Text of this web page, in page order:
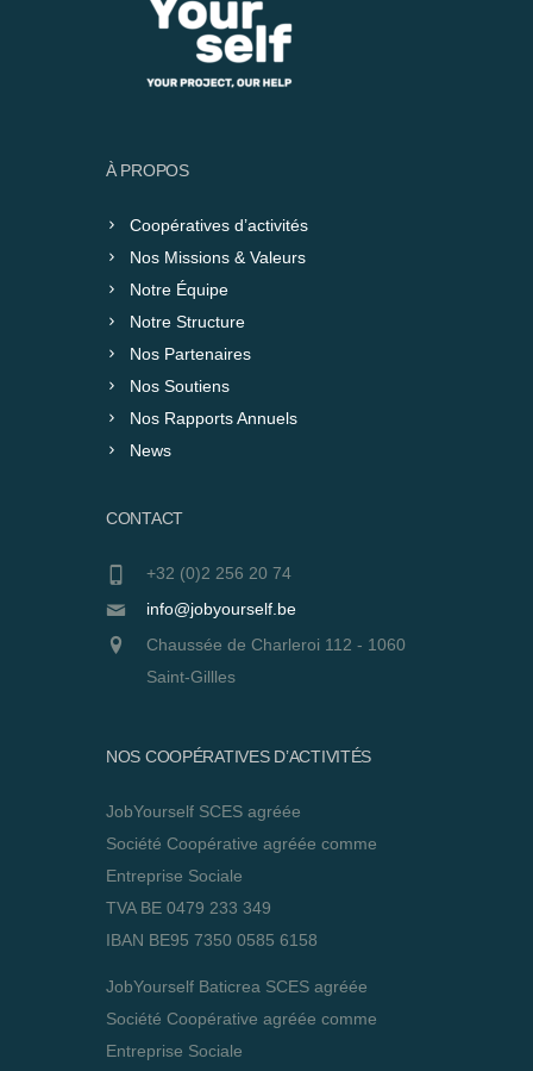
À PROPOS
Coopératives d’activités
Nos Missions & Valeurs
Notre Équipe
Notre Structure
Nos Partenaires
Nos Soutiens
Nos Rapports Annuels
News
CONTACT
+32 (0)2 256 20 74
info@jobyourself.be
Chaussée de Charleroi 112 - 1060
Saint-Gillles
NOS COOPÉRATIVES D’ACTIVITÉS
JobYourself SCES agréée
Société Coopérative agréée comme
Entreprise Sociale
TVA BE 0479 233 349
IBAN BE95 7350 0585 6158
JobYourself Baticrea SCES agréée
Société Coopérative agréée comme
Entreprise Sociale